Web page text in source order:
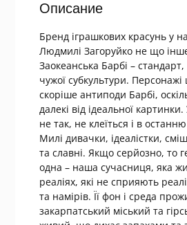
Описание
Бренд іграшкових красунь у
Людмилі Загоруйко не що
Заокеанська Барбі –
чужої субкультури. Персонажі
скоріше антиподи Барбі,
далекі від ідеальної
не так, не клеїться і в
Милі дивачки, ідеалістки,
та славні. Якщо серйозно, то
одна – наша сучасниця, яка
реаліях, які не сприяють
та намірів. Її фон і среда
закарпатський міський та